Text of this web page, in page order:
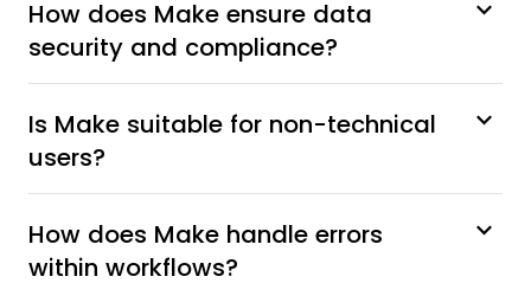
How does Make ensure data
security and compliance?
Is Make suitable for non-technical
users?
How does Make handle errors
within workflows?